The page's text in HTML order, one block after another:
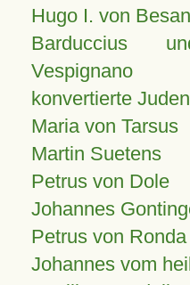
Hugo I. von
Barduccius
Vespignano
konvertierte
Maria von Tarsus
Martin Suetens
Petrus von Dole
Johannes
Petrus von Ronda
Johannes vom